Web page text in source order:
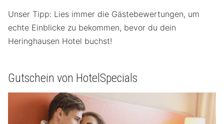
Unser Tipp: Lies immer die Gästebewertungen, um
echte Einblicke zu bekommen, bevor du dein
Heringhausen Hotel buchst!
Gutschein von HotelSpecials